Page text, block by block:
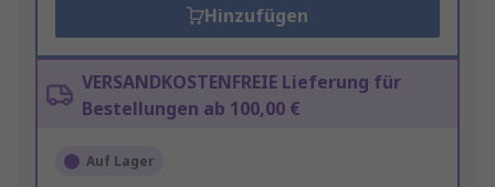
Hinzufügen
VERSANDKOSTENFREIE Lieferung für
Bestellungen ab 100,00 €
Auf Lager